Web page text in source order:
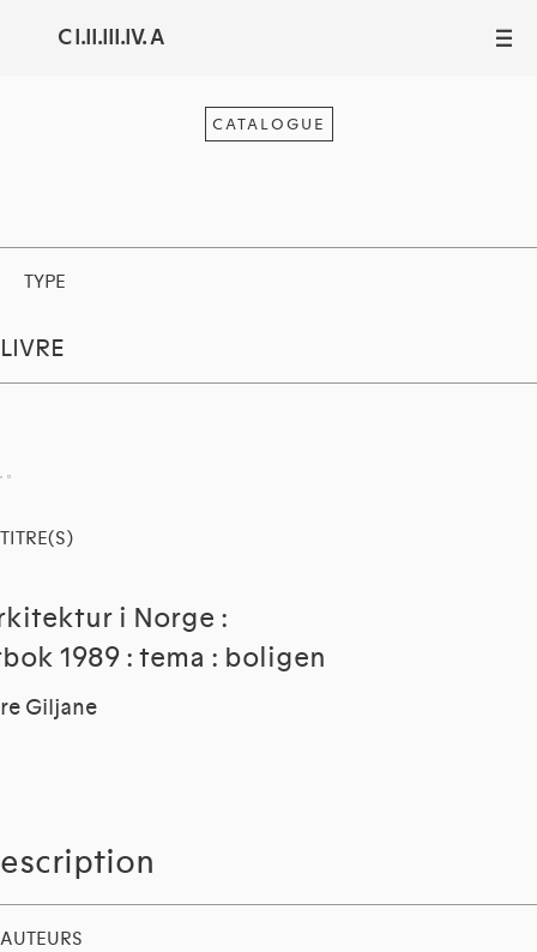
C I.II.III.IV. A III
CATALOGUE
TYPE
LIVRE
TITRE(S)
i Norge :
1989 : tema : boligen
Giljane
AUTEURS